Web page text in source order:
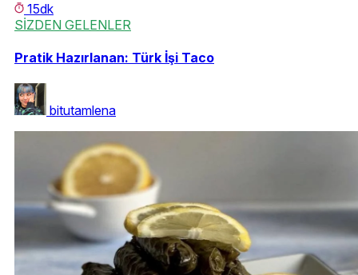
15dk
SİZDEN GELENLER
Pratik Hazırlanan: Türk İşi Taco
bitutamlena